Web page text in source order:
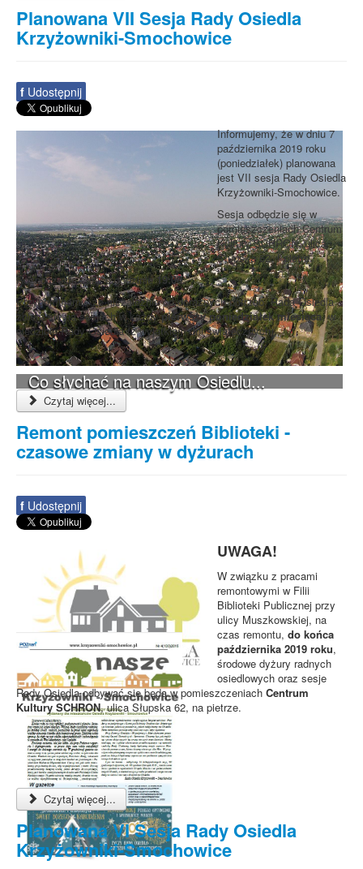
Co słychać na naszym Osiedlu...
Planowana VII Sesja Rady Osiedla
Krzyżowniki-Smochowice
f Udostępnij
Informujemy, że w dniu 7
października 2019 roku
(poniedziałek) planowana
jest VII sesja Rady Osiedla
Krzyżowniki-Smochowice.
Sesja odbędzie się w
pomieszczeniach Centrum
Kultury SCHRON, ulica
Słupska 62, I pietro.
Rozpoczęcie sesji o godzinie19:00.
Przypominamy, że niezależnie od doraźnych potrzeb, Rada Osiedla
zbiera się na sesjach w każdypierwszy poniedziałek miesiąca, w
siedzibie Rady Osiedla (z wyjątkiem dni świątecznych).
Czytaj więcej...
Remont pomieszczeń Biblioteki -
czasowe zmiany w dyżurach
f Udostępnij
UWAGA!
W związku z pracami
remontowymi w Filii
Biblioteki Publicznej przy
ulicy Muszkowskiej, na
czas remontu, do końca
października 2019 roku,
środowe dyżury radnych
osiedlowych oraz sesje
Rady Osiedla odbywać się będą w pomieszczeniach Centrum
Kultury SCHRON, ulica Słupska 62, na pietrze.
Czytaj więcej...
Planowana VI Sesja Rady Osiedla
Krzyżowniki-Smochowice